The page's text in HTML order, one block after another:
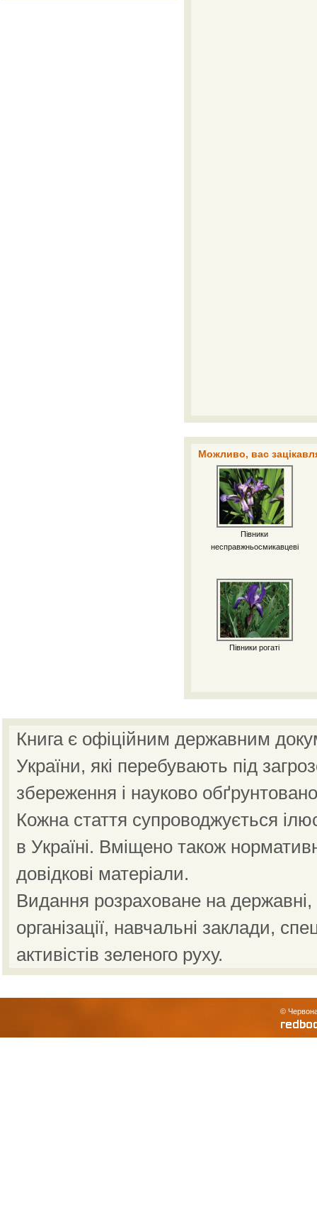
Можливо, вас
Півники
несправжньосмикавцеві
Півники рогаті
Книга є офіційним державним
України, які перебувають під
збереження і науково
Кожна стаття супроводжується
в Україні. Вміщено також
довідкові матеріали.
Видання розраховане на державні,
організації, навчальні заклади,
активістів зеленого руху.
©